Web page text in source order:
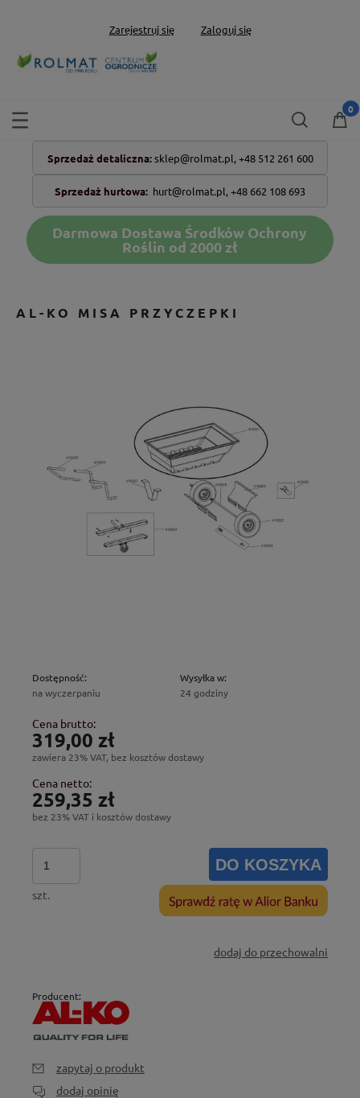
Zarejestruj się Zaloguj się
Sprzedaż detaliczna: sklep@rolmat.pl, +48 512 261 600
Sprzedaż hurtowa: hurt@rolmat.pl,+48 662 108 693
Darmowa Dostawa Środków Ochrony
Roślin od 2000 zł
AL-KO MISA PRZYCZEPKI
Dostępność:
na wyczerpaniu
Wysyłka w:
24 godziny
Cena brutto:
319,00 zł
zawiera 23% VAT, bez kosztów dostawy
Cena netto:
259,35 zł
bez 23% VAT i kosztów dostawy
szt.
DO KOSZYKA
dodaj do przechowalni
Producent:
zapytaj o produkt
dodaj opinię